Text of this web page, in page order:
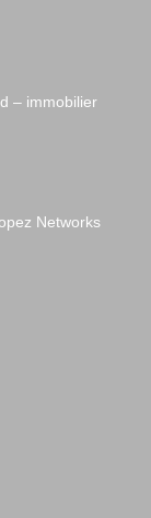
– immobilier
Networks